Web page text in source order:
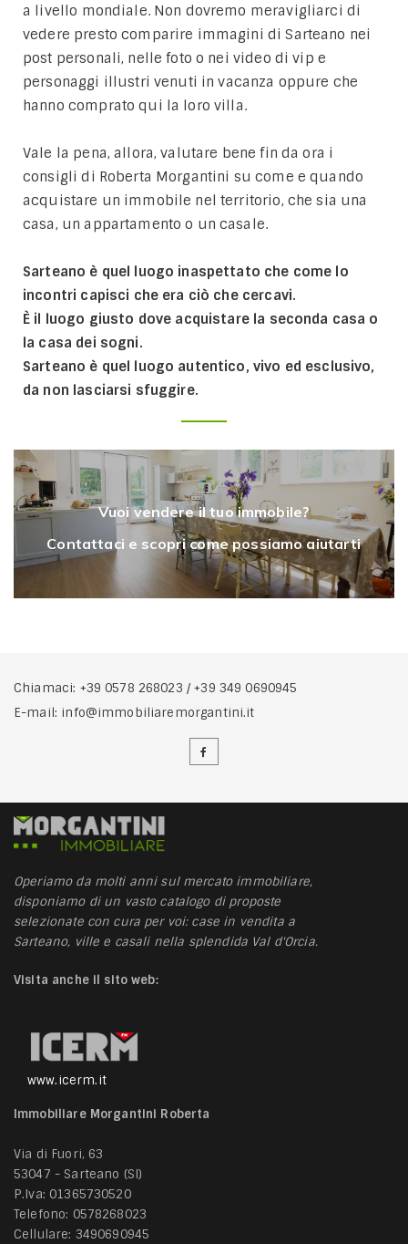
a livello mondiale. Non dovremo meravigliarci di
vedere presto comparire immagini di Sarteano nei
post personali, nelle foto o nei video di vip e
personaggi illustri venuti in vacanza oppure che
hanno comprato qui la loro villa.
Vale la pena, allora, valutare bene fin da ora i
consigli di Roberta Morgantini su come e quando
acquistare un immobile nel territorio, che sia una
casa, un appartamento o un casale.
Sarteano è quel luogo inaspettato che come lo
incontri capisci che era ciò che cercavi.
È il luogo giusto dove acquistare la seconda casa o
la casa dei sogni.
Sarteano è quel luogo autentico, vivo ed esclusivo,
da non lasciarsi sfuggire.
Vuoi vendere il tuo immobile?
Contattaci e scopri come possiamo aiutarti
Chiamaci: +39 0578 268023 /+39 349 0690945
E-mail: info@immobiliaremorgantini.it
Operiamo da molti anni sul mercato immobiliare,
disponiamo di un vasto catalogo di proposte
selezionate con cura per voi: case in vendita a
Sarteano, ville e casali nella splendida Val d'Orcia.
Visita anche il sito web:
www.icerm.it
Immobiliare Morgantini Roberta
Via di Fuori, 63
53047 - Sarteano (SI)
P.Iva: 01365730520
Telefono: 0578268023
Cellulare: 3490690945